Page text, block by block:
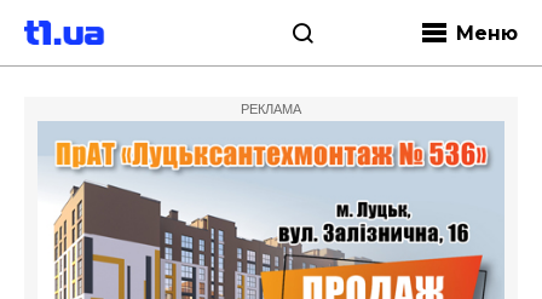
Меню
РЕКЛАМА